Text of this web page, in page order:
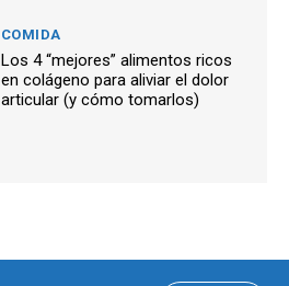
COMIDA
Los 4 “mejores” alimentos ricos
en colágeno para aliviar el dolor
articular (y cómo tomarlos)